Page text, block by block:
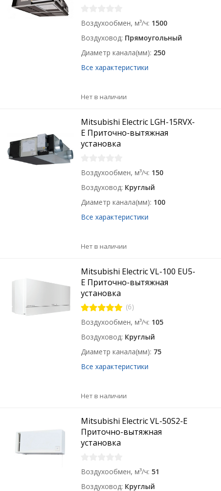
Воздухообмен, м³/ч 1500
Воздуховод Прямоугольный
Диаметр канала(мм) 250
Все характеристики
Нет в наличии
Mitsubishi Electric LGH-15RVX-
E Приточно-вытяжная
установка
Воздухообмен, м³/ч 150
Воздуховод Круглый
Диаметр канала(мм) 100
Все характеристики
Нет в наличии
Mitsubishi Electric VL-100 EU5-
E Приточно-вытяжная
установка
(6)
Воздухообмен, м³/ч 105
Воздуховод Круглый
Диаметр канала(мм) 75
Все характеристики
Нет в наличии
Mitsubishi Electric VL-50S2-E
Приточно-вытяжная
установка
Воздухообмен, м³/ч 51
Воздуховод Круглый